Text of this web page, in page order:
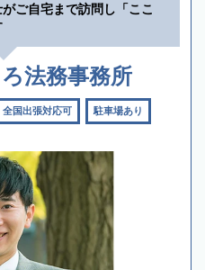
ご自宅まで訪問し「ここ
法務事務所
全国出張対応可 駐車場あり